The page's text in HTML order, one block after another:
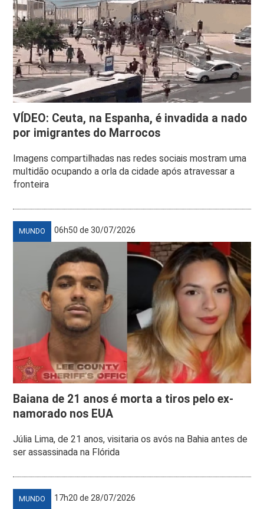
VÍDEO: Ceuta, na Espanha, é invadida a nado
por imigrantes do Marrocos
Imagens compartilhadas nas redes sociais mostram uma
multidão ocupando a orla da cidade após atravessar a
fronteira
MUNDO 06h50 de 30/07/2026
Baiana de 21 anos é morta a tiros pelo ex-
namorado nos EUA
Júlia Lima, de 21 anos, visitaria os avós na Bahia antes de
ser assassinada na Flórida
MUNDO 17h20 de 28/07/2026